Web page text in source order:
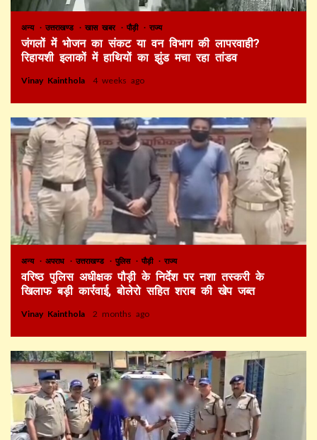
अन्य उत्तराखण्ड खास खबर पौड़ी राज्य
जंगलों में भोजन का संकट या वन विभाग की लापरवाही?
रिहायशी इलाकों में हाथियों का झुंड मचा रहा तांडव
Vinay Kainthola 4 weeks ago
अन्य अपराध उत्तराखण्ड पुलिस पौड़ी राज्य
वरिष्ठ पुलिस अधीक्षक पौड़ी के निर्देश पर नशा तस्करी के
खिलाफ बड़ी कार्रवाई, बोलेरो सहित शराब की खेप जब्त
Vinay Kainthola 2 months ago